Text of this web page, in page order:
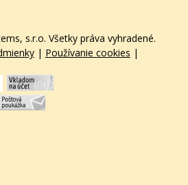
s.r.o. Všetky práva vyhradené.
| Používanie cookies |